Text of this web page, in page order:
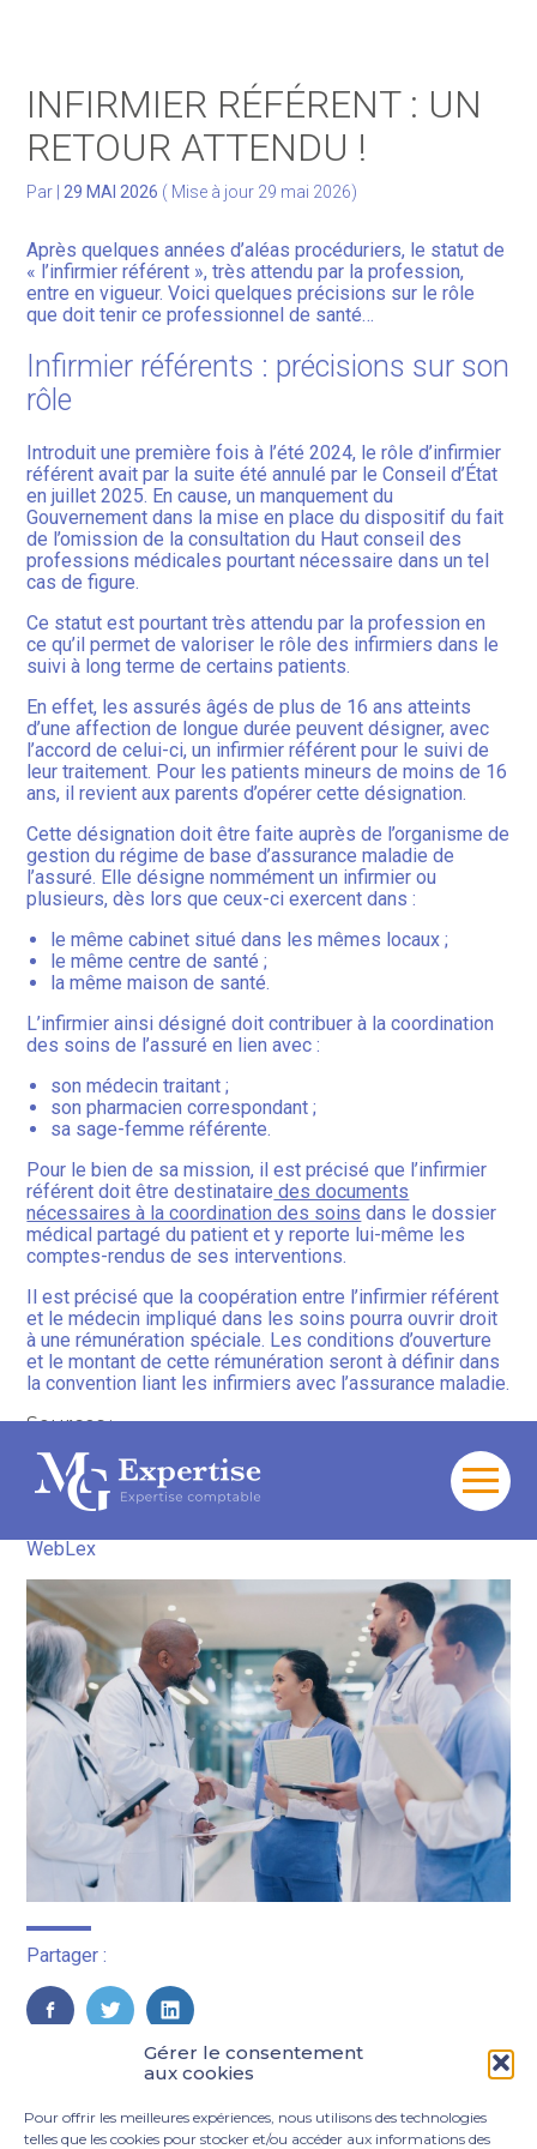
Gérer le consentement
aux cookies
Pour offrir les meilleures expériences, nous utilisons des technologies
telles que les cookies pour stocker et/ou accéder aux informations des
Aller
Gérer votre patrimoine
Facturation Électronique
INFIRMIER RÉFÉRENT : UN
RETOUR ATTENDU !
Par 29 MAI 2026 ( Mise à jour 29 mai 2026)
Après quelques années d’aléas procéduriers, le statut de
« l’infirmier référent », très attendu par la profession,
entre en vigueur. Voici quelques précisions sur le rôle
que doit tenir ce professionnel de santé…
Infirmier référents : précisions sur son
rôle
Introduit une première fois à l’été 2024, le rôle d’infirmier
référent avait par la suite été annulé par le Conseil d’État
en juillet 2025. En cause, un manquement du
Gouvernement dans la mise en place du dispositif du fait
de l’omission de la consultation du Haut conseil des
professions médicales pourtant nécessaire dans un tel
cas de figure.
Ce statut est pourtant très attendu par la profession en
ce qu’il permet de valoriser le rôle des infirmiers dans le
suivi à long terme de certains patients.
En effet, les assurés âgés de plus de 16 ans atteints
d’une affection de longue durée peuvent désigner, avec
l’accord de celui-ci, un infirmier référent pour le suivi de
leur traitement. Pour les patients mineurs de moins de 16
ans, il revient aux parents d’opérer cette désignation.
Cette désignation doit être faite auprès de l’organisme de
gestion du régime de base d’assurance maladie de
l’assuré. Elle désigne nommément un infirmier ou
plusieurs, dès lors que ceux-ci exercent dans :
le même cabinet situé dans les mêmes locaux ;
le même centre de santé ;
la même maison de santé.
L’infirmier ainsi désigné doit contribuer à la coordination
des soins de l’assuré en lien avec :
son médecin traitant ;
son pharmacien correspondant ;
sa sage-femme référente.
Pour le bien de sa mission, il est précisé que l’infirmier
référent doit être destinataire des documents
nécessaires à la coordination des soins dans le dossier
médical partagé du patient et y reporte lui-même les
comptes-rendus de ses interventions.
Il est précisé que la coopération entre l’infirmier référent
et le médecin impliqué dans les soins pourra ouvrir droit
à une rémunération spéciale. Les conditions d’ouverture
et le montant de cette rémunération seront à définir dans
la convention liant les infirmiers avec l’assurance maladie.
Sources :
Décret no 2026-396 du 22 mai 2026 relatif aux
missions d’un infirmier référent
WebLex
Partager :
FaceBook
TwitterLinkedIn